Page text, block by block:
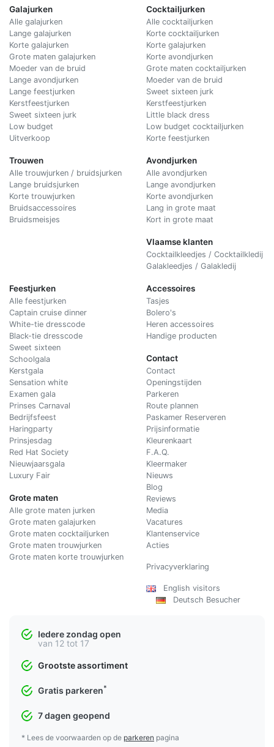
Galajurken
Alle galajurken
Lange galajurken
Korte galajurken
Grote maten galajurken
Moeder van de bruid
Lange avondjurken
Lange feestjurken
Kerstfeestjurken
Sweet sixteen jurk
Low budget
Uitverkoop
Trouwen
Alle trouwjurken / bruidsjurken
Lange bruidsjurken
Korte trouwjurken
Bruidsaccessoires
Bruidsmeisjes
Cocktailjurken
Alle cocktailjurken
Korte cocktailjurken
Korte galajurken
Korte avondjurken
Grote maten cocktailjurken
Moeder van de bruid
Sweet sixteen jurk
Kerstfeestjurken
Little black dress
Low budget cocktailjurken
Korte feestjurken
Avondjurken
Alle avondjurken
Lange avondjurken
Korte avondjurken
Lang in grote maat
Kort in grote maat
Vlaamse klanten
Cocktailkleedjes / Cocktailkledij
Galakleedjes / Galakledij
Feestjurken
Alle feestjurken
Captain cruise dinner
White-tie dresscode
Black-tie dresscode
Sweet sixteen
Schoolgala
Kerstgala
Sensation white
Examen gala
Prinses Carnaval
Bedrijfsfeest
Haringparty
Prinsjesdag
Red Hat Society
Nieuwjaarsgala
Luxury Fair
Grote maten
Alle grote maten jurken
Grote maten galajurken
Grote maten cocktailjurken
Grote maten trouwjurken
Grote maten korte trouwjurken
Accessoires
Tasjes
Bolero's
Heren accessoires
Handige producten
Contact
Contact
Openingstijden
Parkeren
Route plannen
Paskamer Reserveren
Prijsinformatie
Kleurenkaart
F.A.Q.
Kleermaker
Nieuws
Blog
Reviews
Media
Vacatures
Klantenservice
Acties
Privacyverklaring
English visitors
Deutsch Besucher
Iedere zondag open
van 12 tot 17
Grootste assortiment
Gratis parkeren*
7 dagen geopend
* Lees de voorwaarden op de parkeren pagina